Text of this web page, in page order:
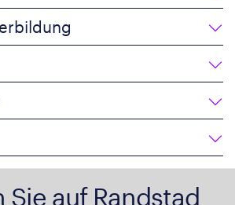
Sie auf Randstad